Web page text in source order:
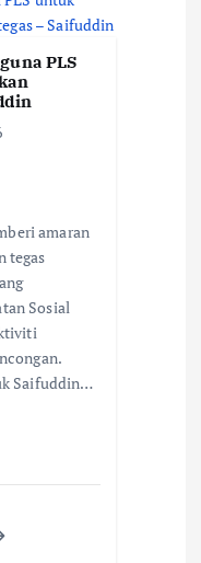
PLS
amaran
tegas
Sosial
Saifuddin…